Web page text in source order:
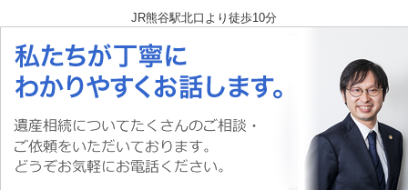
JR熊谷駅北口より徒歩10分